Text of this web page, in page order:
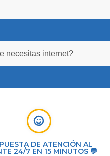
DE ATENCIÓN AL
24/7 EN 15 MINUTOS 💬